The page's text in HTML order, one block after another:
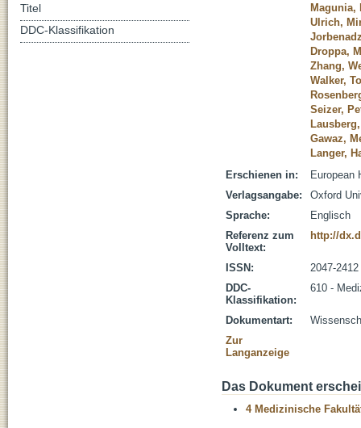
Magunia,
Ulrich,
Droppa,
Zhang,
Walker,
Seizer,
Gawaz,
Langer,
Erschienen in:
European
Verlagsangabe:
Oxford
Sprache:
Englisch
Referenz zum
Volltext:
http://
ISSN:
2047-2412
DDC-
Klassifikation:
610 -
Dokumentart:
Zur
Langanzeige
Das Dokument
4 Medizinische
Titel
DDC-Klassifikation